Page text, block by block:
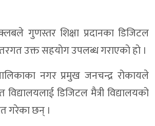
गुणस्तर शिक्षा प्रदानका डिजिटल
उक्त सहयाेग उपलब्ध गराएकाे हाे ।
नगर प्रमुख जनचन्द्र रोकायले
डिजिटल मैत्री विद्यालयको
गरेका छन् ।